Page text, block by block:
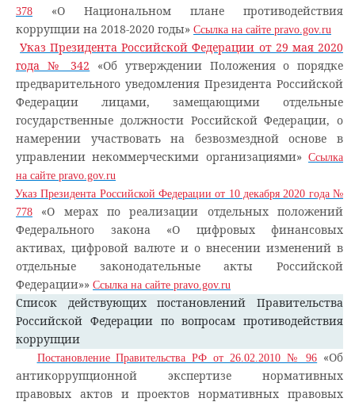
378
«О Национальном плане противодействия
коррупции на 2018-2020 годы» Ссылка на сайте pravo.gov.ru
Указ Президента Российской Федерации от 29 мая 2020
года № 342 «Об утверждении Положения о порядке
предварительного уведомления Президента Российской
Федерации лицами, замещающими отдельные
государственные должности Российской Федерации, о
намерении участвовать на безвозмездной основе в
управлении некоммерческими организациями» Ссылка
на сайте pravo.gov.ru
Указ Президента Российской Федерации от 10 декабря 2020 года №
778
«О мерах по реализации отдельных положений
Федерального закона «О цифровых финансовых
активах, цифровой валюте и о внесении изменений в
отдельные законодательные акты Российской
Федерации»» Ссылка на сайте pravo.gov.ru
Список действующих постановлений Правительства
Российской Федерации по вопросам противодействия
коррупции
Постановление Правительства РФ от 26.02.2010 № 96 «Об
антикоррупционной экспертизе нормативных
правовых актов и проектов нормативных правовых